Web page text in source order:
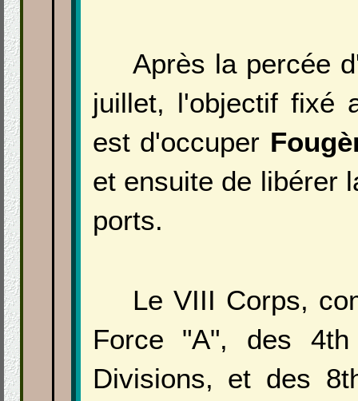
Après la percée
juillet, l'objectif fixé
est d'occuper
et ensuite de libérer
ports.
Le VIII Corps,
Force "A", des
Divisions, et des